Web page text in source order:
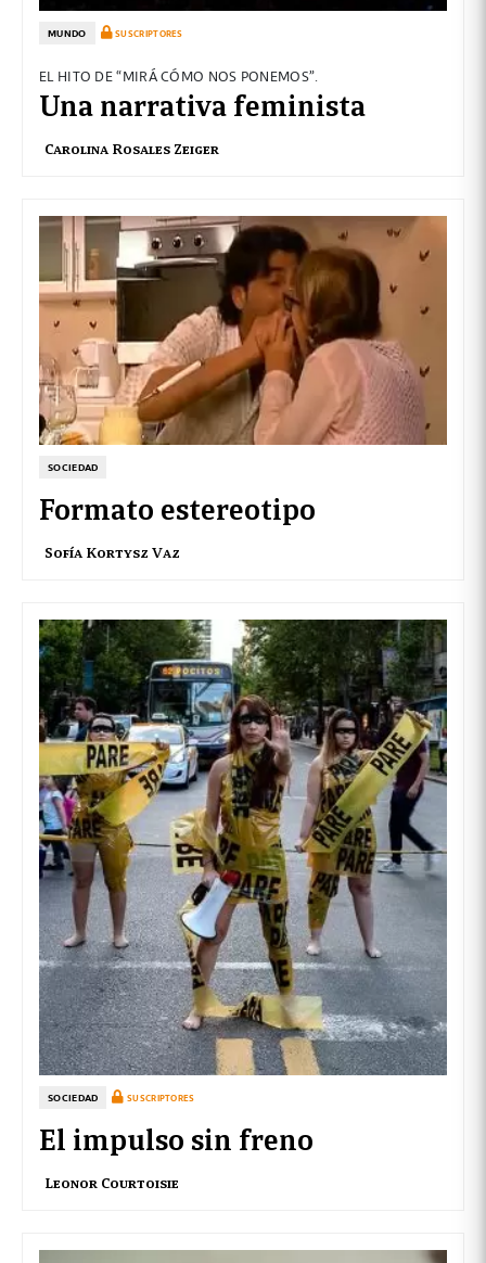
MUNDO SUSCRIPTORES
EL HITO DE “MIRÁ CÓMO NOS PONEMOS”.
Una narrativa feminista
Carolina Rosales Zeiger
SOCIEDAD
Formato estereotipo
Sofía Kortysz Vaz
SOCIEDAD SUSCRIPTORES
El impulso sin freno
Leonor Courtoisie